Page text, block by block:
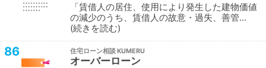
「賃借人の居住、使用により発生した建物価値
の減少のうち、賃借人の故意・過失、善管…
続きを読む
86 住宅ローン相談
オーバーローン